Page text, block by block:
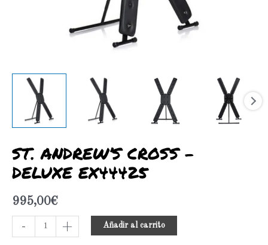
ST. ANDREW’S CROSS –
DELUXE EX44425
995,00€
- + Añadir al carrito